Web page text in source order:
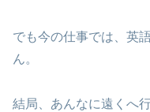
でも今の仕事では、英
ん。
結局、あんなに遠くへ